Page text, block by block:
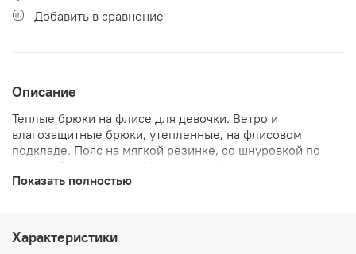
Добавить в сравнение
Описание
Теплые брюки на флисе для девочки. Ветро и
влагозащитные брюки, утепленные, на флисовом
подкладе. Пояс на мягкой резинке, со шнуровкой по
идеальный вариант на осень и теплую зиму.
Показать полностью
Характеристики